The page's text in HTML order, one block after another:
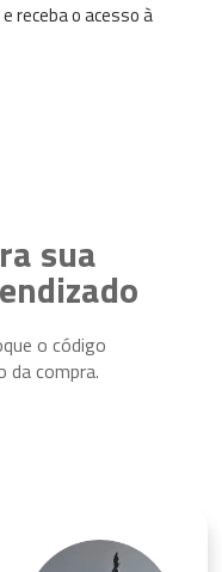
e receba o acesso à
sua
o código
da compra.